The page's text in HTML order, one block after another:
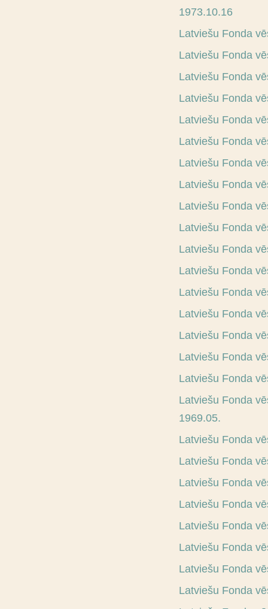
1973.10.16
Latviešu Fonda
Latviešu Fonda
Latviešu Fonda
Latviešu Fonda
Latviešu Fonda
Latviešu Fonda
Latviešu Fonda
Latviešu Fonda
Latviešu Fonda
Latviešu Fonda
Latviešu Fonda
Latviešu Fonda
Latviešu Fonda
Latviešu Fonda
Latviešu Fonda
Latviešu Fonda
Latviešu Fonda
Latviešu Fonda
1969.05.
Latviešu Fonda
Latviešu Fonda
Latviešu Fonda
Latviešu Fonda
Latviešu Fonda
Latviešu Fonda
Latviešu Fonda
Latviešu Fonda